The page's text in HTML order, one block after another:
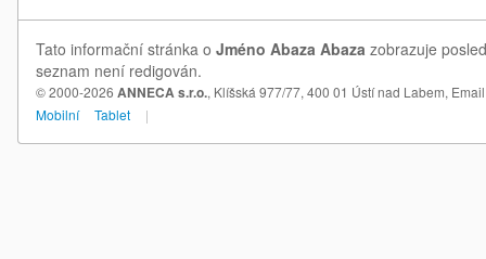
Tato informační stránka o Jméno Abaza Abaza zobrazuje
seznam není redigován.
© 2000-2026 ANNECA s.r.o., Klíšská 977/77, 400 01 Ústí nad Labem,
Mobilní
Tablet |